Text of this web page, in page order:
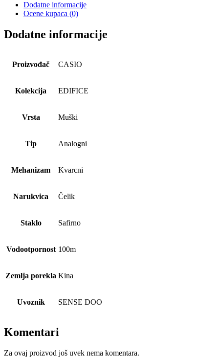
Dodatne informacije
Ocene kupaca (0)
Dodatne informacije
Proizvođač CASIO
Kolekcija EDIFICE
Vrsta Muški
Tip Analogni
Mehanizam Kvarcni
Narukvica Čelik
Staklo Safirno
Vodootpornost 100m
Zemlja porekla Kina
Uvoznik SENSE DOO
Komentari
Za ovaj proizvod još uvek nema komentara.